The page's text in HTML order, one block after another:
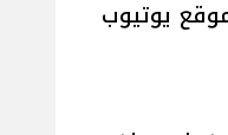
يوتيوب